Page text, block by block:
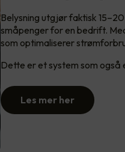
Belysning utgjør faktisk
småpenger for en bedrift.
som optimaliserer
Dette er et system som også
Les mer her